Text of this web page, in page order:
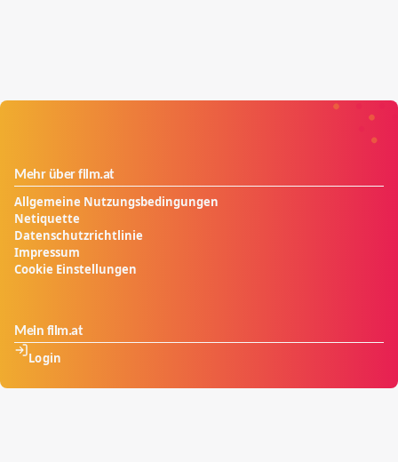
Mehr über film.at
Allgemeine Nutzungsbedingungen
Netiquette
Datenschutzrichtlinie
Impressum
Cookie Einstellungen
Mein film.at
Login